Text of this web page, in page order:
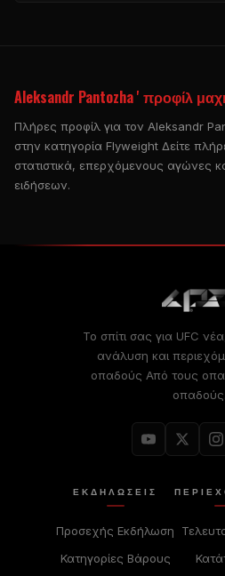
Aleksandr Pantozha ' προφίλ
Πλήρες προφίλ για τον Aleksandr
στην κατηγορία Flyweight Δείτε
στατιστικά, επερχόμενους αγώνες
ειδήσεων.
Το σπίτι σας για UFC
ανάλυση και
οπαδούς Από τους
οπαδούς.
ΕΚΔΗΛΏΣΕΙΣ
Προσεχής Εκδήλωση
Κατηγορίες Βάρους